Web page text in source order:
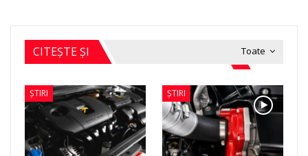
Toate
CITEȘTE ȘI
ȘTIRI ȘTIRI